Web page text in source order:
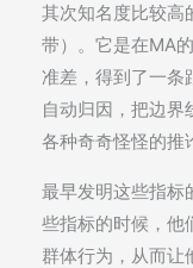
其次知名度比较
带）。它是在MA
准差，得到了一条
自动归因，把边界
各种奇奇怪怪的推
最早发明这些指标
些指标的时候，他
群体行为，从而让